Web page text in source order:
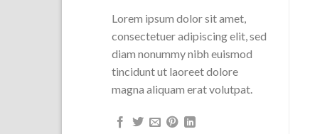
Lorem ipsum dolor sit amet,
consectetuer adipiscing elit, sed
diam nonummy nibh euismod
tincidunt ut laoreet dolore
magna aliquam erat volutpat.